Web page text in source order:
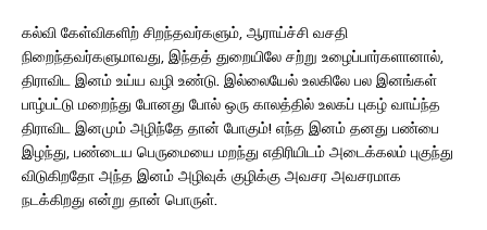
கல்வி கேள்விகளிற் சிறந்தவர்களும், ஆராய்ச்சி வசதி
நிறைந்தவர்களுமாவது, இந்தத் துறையிலே சற்று உழைப்பார்களானால்,
திராவிட இனம் உய்ய வழி உண்டு. இல்லையேல் உலகிலே பல இனங்கள்
பாழ்பட்டு மறைந்து போனது போல் ஒரு காலத்தில் உலகப் புகழ் வாய்ந்த
திராவிட இனமும் அழிந்தே தான் போகும்! எந்த இனம் தனது பண்பை
இழந்து, பண்டைய பெருமையை மறந்து எதிரியிடம் அடைக்கலம் புகுந்து
விடுகிறதோ அந்த இனம் அழிவுக் குழிக்கு அவசர அவசரமாக
நடக்கிறது என்று தான் பொருள்.